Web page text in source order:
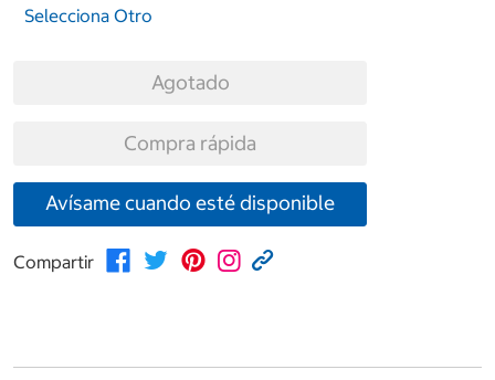
Selecciona Otro
Agotado
Compra rápida
Avísame cuando esté disponible
Compartir